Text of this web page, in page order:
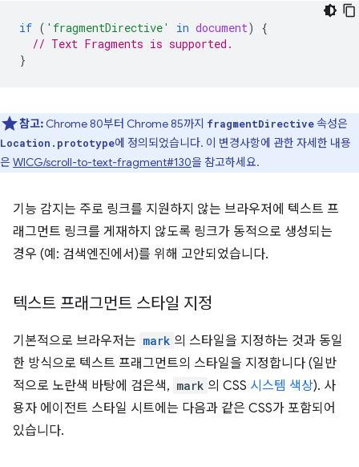
if ( 'fragmentDirective' in document)
{
// Text Fragments is supported.
}
참고: Chrome 80부터 Chrome 85까지 fragmentDirective속성은
Location.prototype에 정의되었습니다. 이 변경사항에 관한 자세한 내용
은WICG/scroll-to-text-fragment#130을 참고하세요.
기능 감지는 주로 링크를 지원하지 않는 브라우저에 텍스트 프
래그먼트 링크를 게재하지 않도록 링크가 동적으로 생성되는
경우 (예: 검색엔진에서)를 위해 고안되었습니다.
텍스트 프래그먼트 스타일 지정
기본적으로 브라우저는 mark 의 스타일을 지정하는 것과 동일
한 방식으로 텍스트 프래그먼트의 스타일을 지정합니다 (일반
적으로 노란색 바탕에 검은색, mark 의 CSS 시스템 색상). 사
용자 에이전트 스타일 시트에는 다음과 같은 CSS가 포함되어
있습니다.